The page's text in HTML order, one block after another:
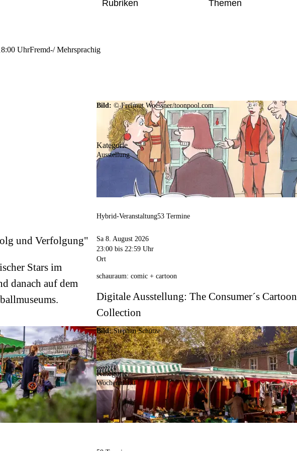
Rubriken Themen
UhrFremd-/ Mehrsprachig
und Verfolgung"
Stars im
danach auf dem
Bild:© Freimut Woessner/toonpool.com
Kategorie
Ausstellung
Hybrid-Veranstaltung53 Termine
Sa 8. August 2026
23:00 bis 22:59 Uhr
Ort
schauraum: comic + cartoon
Digitale Ausstellung: The Consumer´s Cartoon
Collection
Bild:Stephan Schütze
Kategorie
Wochenmarkt